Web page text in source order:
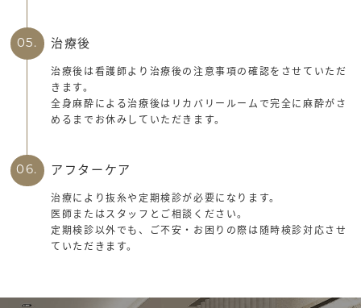
05. 治療後
治療後は看護師より治療後の注意事項の確認をさせていただ
きます。
全身麻酔による治療後はリカバリールームで完全に麻酔がさ
めるまでお休みしていただきます。
06. アフターケア
治療により抜糸や定期検診が必要になります。
医師またはスタッフとご相談ください。
定期検診以外でも、ご不安・お困りの際は随時検診対応させ
ていただきます。